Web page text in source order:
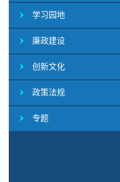
学习园地
廉政建设
创新文化
政策法规
专题